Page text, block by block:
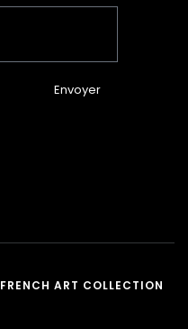
Envoyer
FRENCH ART COLLECTION